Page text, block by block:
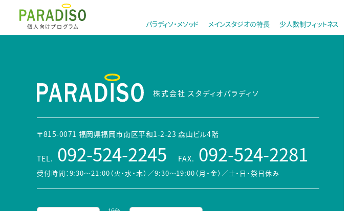
個人向けプログラム パラディソ・メソッド メインスタジオの特長 少人数制フィットネス
株式会社 スタディオパラディソ
〒815-0071 福岡県福岡市南区平和1-2-23 森山ビル4階
TEL. 092-524-2245 FAX. 092-524-2281
受付時間：9:30～21:00（火・水・木）／9:30～19:00（月・金） ／土・日・祭日休み